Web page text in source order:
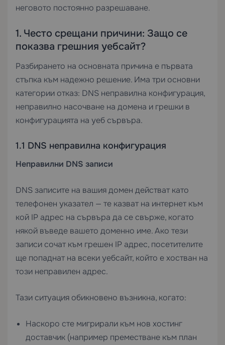
неговото постоянно разрешаване.
1. Често срещани причини: Защо се
показва грешния уебсайт?
Разбирането на основната причина е първата
стъпка към надежно решение. Има три основни
категории отказ: DNS неправилна конфигурация,
неправилно насочване на домена и грешки в
конфигурацията на уеб сървъра.
1.1 DNS неправилна конфигурация
Неправилни DNS записи
DNS записите на вашия домен действат като
телефонен указател — те казват на интернет към
кой IP адрес на сървъра да се свърже, когато
някой въведе вашето доменно име. Ако тези
записи сочат към грешен IP адрес, посетителите
ще попаднат на всеки уебсайт, който е хостван на
този неправилен адрес.
Тази ситуация обикновено възникна, когато:
Наскоро сте мигрирали към нов хостинг
доставчик (например преместване към план